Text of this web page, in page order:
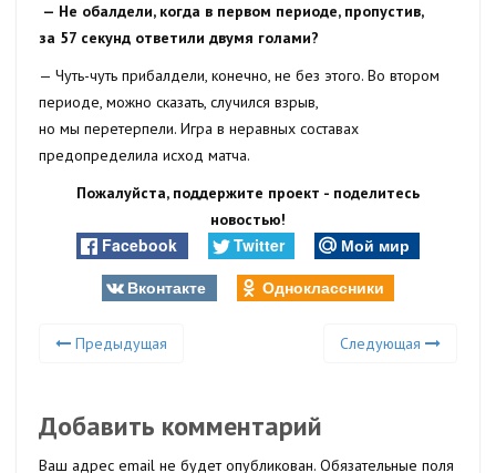
— Не обалдели, когда в первом периоде, пропустив,
за 57 секунд ответили двумя голами?
— Чуть-чуть прибалдели, конечно, не без этого. Во втором
периоде, можно сказать, случился взрыв,
но мы перетерпели. Игра в неравных составах
предопределила исход матча.
Пожалуйста, поддержите проект - поделитесь
новостью!
Facebook Twitter
Мой мир
Вконтакте
Одноклассники
Предыдущая Следующая
Добавить комментарий
Ваш адрес email не будет опубликован. Обязательные поля